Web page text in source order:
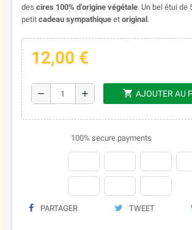
des cires 100% d’origine végétale. Un bel étui de
petit cadeau sympathique et original.
12,00 €
remove add shopping_cart AJOUTER AU
100% secure payments
PARTAGER TWEET